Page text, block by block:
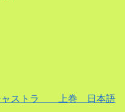
シャストラ 上巻 日本語